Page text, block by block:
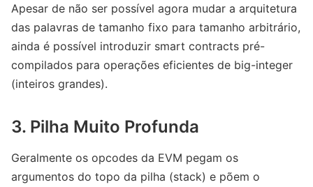
Apesar de não ser possível agora mudar a arquitetura
das palavras de tamanho fixo para tamanho arbitrário,
ainda é possível introduzir smart contracts pré-
compilados para operações eficientes de big-integer
(inteiros grandes).
3. Pilha Muito Profunda
Geralmente os opcodes da EVM pegam os
argumentos do topo da pilha (stack) e põem o